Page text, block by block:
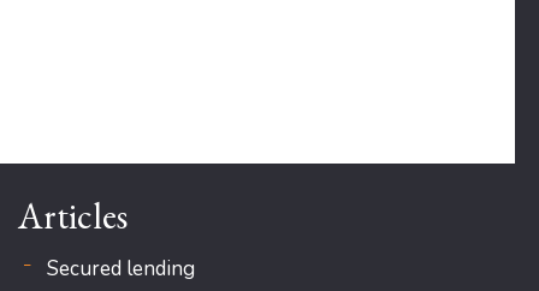
Articles
Secured lending